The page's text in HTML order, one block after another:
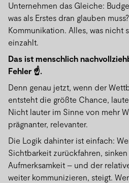
Unternehmen das Gleiche:
was als Erstes dran glauben
Kommunikation. Alles, was nicht
einzahlt.
Das ist menschlich
Fehler ☝️.
Denn genau jetzt, wenn der
entsteht die größte Chance,
Nicht lauter im Sinne von mehr
prägnanter, relevanter.
Die Logik dahinter ist einfach:
Sichtbarkeit zurückfahren,
Aufmerksamkeit – und der
weiter kommunizieren, steigt.